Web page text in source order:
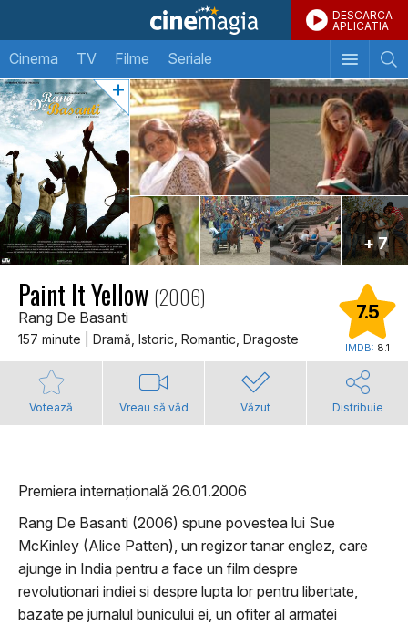
DESCARCA
APLICATIA
Cinema TV Filme Seriale
+ 7
Paint It Yellow (2006)
Rang De Basanti
157 minute | Dramă, Istoric, Romantic, Dragoste
7.5
IMDB: 8.1
Votează Vreau să văd Văzut Distribuie
Premiera internațională 26.01.2006
Rang De Basanti (2006) spune povestea lui Sue
McKinley (Alice Patten), un regizor tanar englez, care
ajunge in India pentru a face un film despre
revolutionari indiei si despre lupta lor pentru libertate,
bazate pe jurnalul bunicului ei, un ofiter al armatei